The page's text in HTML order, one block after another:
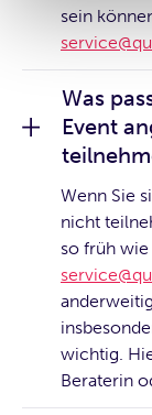
sein
Was
Event
Wenn Sie
nicht
so früh
wichtig.
Beraterin